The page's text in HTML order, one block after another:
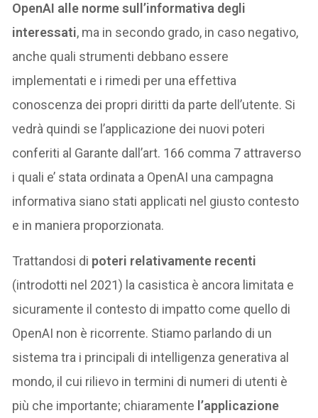
OpenAI alle norme sull’informativa degli
interessati, ma in secondo grado, in caso negativo,
anche quali strumenti debbano essere
implementati e i rimedi per una effettiva
conoscenza dei propri diritti da parte dell’utente. Si
vedrà quindi se l’applicazione dei nuovi poteri
conferiti al Garante dall’art. 166 comma 7 attraverso
i quali e’ stata ordinata a OpenAI una campagna
informativa siano stati applicati nel giusto contesto
e in maniera proporzionata.
Trattandosi di poteri relativamente recenti
(introdotti nel 2021) la casistica è ancora limitata e
sicuramente il contesto di impatto come quello di
OpenAI non è ricorrente. Stiamo parlando di un
sistema tra i principali di intelligenza generativa al
mondo, il cui rilievo in termini di numeri di utenti è
più che importante; chiaramente l’applicazione